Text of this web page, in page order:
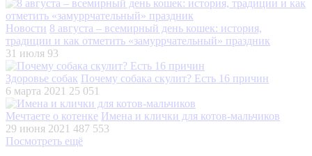
Новости 8 августа – всемирный день кошек: история,
традиции и как отметить «замуррчательный» праздник
31 июля 93
Здоровье собак Почему собака скулит? Есть 16 причин
6 марта 2021 25 051
Мечтаете о котенке Имена и клички для котов-мальчиков
29 июня 2021 487 553
Посмотреть ещё